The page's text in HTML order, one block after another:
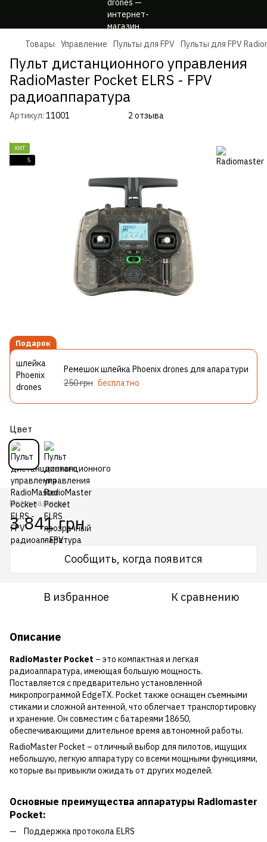
Товары Управление Пульты для FPV Пульты для FPV
Пульт дистанционного управления
RadioMaster Pocket ELRS - FPV
радиоаппаратура
Артикул: 11001 2 отзыва
ХИТ
5
Подарок
Ремешок шлейка Phoenix drones для апаратури
250 грн бесплатно
Цвет
Нет в наличии
3 841 грн
Сообщить, когда появится
В избранное К сравнению
Описание
RadioMaster Pocket – это компактная и легкая
радиоаппаратура, имеющая большую мощность.
Поставляется с предварительно установленной
микропрограммой EdgeTX. Pocket также оснащен съемными
стиками и сложной антенной, что облегчает транспортировку
и хранение. Он совместим с батареями 18650,
обеспечивающими длительное время автономной работы.
RadioMaster Pocket – отличный выбор для пилотов, ищущих
небольшую, легкую аппаратуру со всеми мощными функциями,
которые вы привыкли ожидать от других моделей.
Основные преимущества аппаратуры Radiomaster
Pocket:
Поддержка протокола ELRS